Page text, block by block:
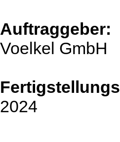
Auftraggeber:
Voelkel GmbH
2024